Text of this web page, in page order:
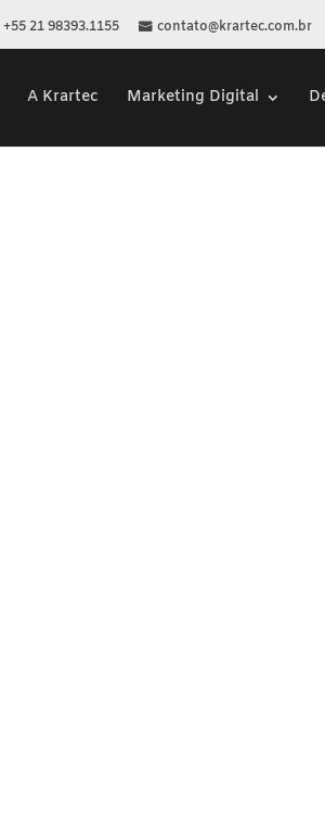
+55 21 98393.1155 contato@krartec.com.br
A Krartec Marketing Digital